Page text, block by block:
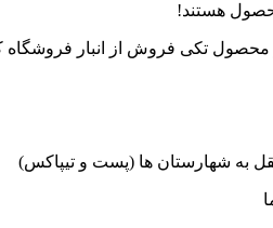
هستند!
فروش از انبار فروشگاه
به شهارستان ها (پست و تیپاکس)